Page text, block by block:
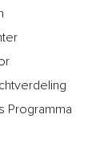
Programma